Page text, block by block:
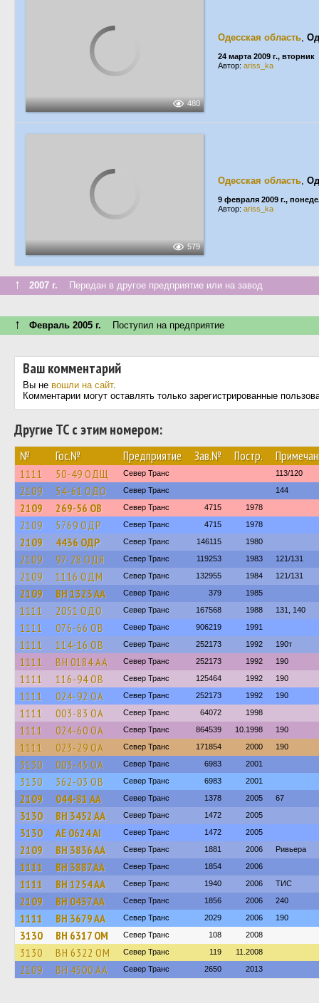
480
Одесская область,
24 марта 2009 г., вторник
Автор: ariss_ka
579
Одесская область,
9 февраля 2009 г.,
Автор: ariss_ka
↑ 2007 г. Передан в другое предприятие или на завод
↑ Февраль 2005 г. Поступил на предприятие
Ваш комментарий
Вы не вошли на сайт.
Комментарии могут оставлять только зарегистрированные
Другие ТС с этим номером:
№ Гос.№ Предприятие Зав.№ Постр.
1111 50-49 ОДЩ Север Транс 113/120
2109 54-61 ОДО Север Транс 144
2109 269-56 ОВ Север Транс 4715 1978
2109 5769 ОДР Север Транс 4715 1978
2109 4436 ОДР Север Транс 146115 1980
2109 97-28 ОДЯ Север Транс 119253 1983 121/131
2109 1116 ОДМ Север Транс 132955 1984 121/131
2109 BH 1323 AA Север Транс 379 1985
1111 2051 ОДО Север Транс 167568 1988 131, 140
1111 076-66 ОВ Север Транс 906219 1991
1111 114-16 ОВ Север Транс 252173 1992 190т
1111 BH 0184 AA Север Транс 252173 1992 190
1111 116-94 ОВ Север Транс 125464 1992 190
1111 024-92 ОА Север Транс 252173 1992 190
1111 003-83 ОА Север Транс 64072 1998
1111 024-60 ОА Север Транс 864539 10.1998 190
1111 023-29 ОА Север Транс 171854 2000 190
3130 003-45 ОА Север Транс 6983 2001
3130 362-03 ОВ Север Транс 6983 2001
2109 044-81 АА Север Транс 1378 2005 67
3130 BH 3452 AA Север Транс 1472 2005
3130 AE 0624 AI Север Транс 1472 2005
2109 BH 3836 AA Север Транс 1881 2006 Ривьера
1111 BH 3887 AA Север Транс 1854 2006
1111 BH 1254 AA Север Транс 1940 2006 ТИС
2109 BH 0437 AA Север Транс 1856 2006 240
1111 BH 3679 AA Север Транс 2029 2006 190
3130 BH 6317 OM Север Транс 108 2008
3130 BH 6322 OM Север Транс 119 11.2008
2109 BH 4500 AA Север Транс 2650 2013